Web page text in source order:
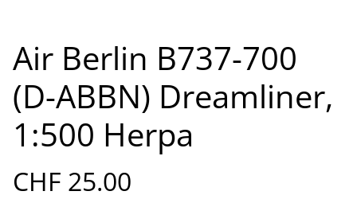
Air Berlin B737-700
(D-ABBN) Dreamliner,
1:500 Herpa
CHF 25.00